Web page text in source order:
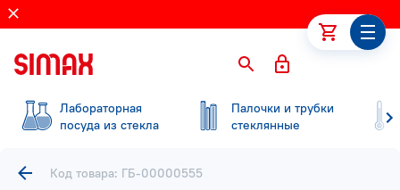
Лабораторная
посуда из стекла
Палочки и трубки
стеклянные
Код товара: ГБ-00000555